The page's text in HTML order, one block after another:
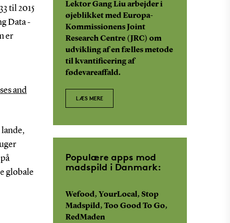
til 2015
Data -
er
and
globale
Lektor Gang Liu arbejder i
øjeblikket med Europa-
Kommissionens Joint
Research Centre (JRC) om
udvikling af en fælles metode
til kvantificering af
fødevareaffald.
LÆS MERE
Populære apps mod
madspild i Danmark:
Wefood, YourLocal, Stop
Madspild, Too Good To Go,
RedMaden